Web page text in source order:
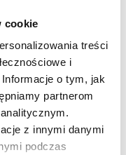
cookie
treści
i
o tym, jak
partnerom
z innymi danymi
podczas